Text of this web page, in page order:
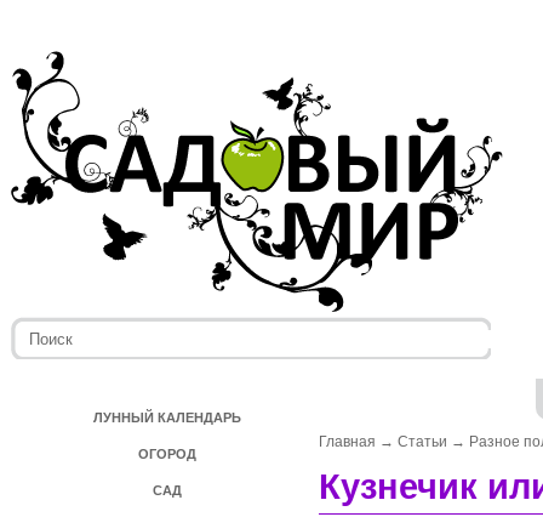
ЛУННЫЙ КАЛЕНДАРЬ
ОГОРОД
САД
Главная → Статьи → Разное
Кузнечик